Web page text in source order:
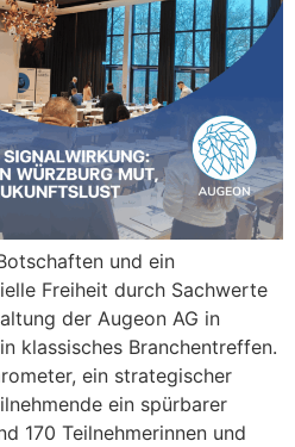
und ein
Freiheit durch Sachwerte
der Augeon AG in
klassisches Branchentreffen.
ein strategischer
ein spürbarer
170 Teilnehmerinnen und